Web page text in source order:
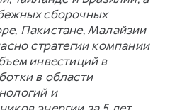
сборочных
Пакистане, Малайзии
стратегии компании
инвестиций в
в области
и